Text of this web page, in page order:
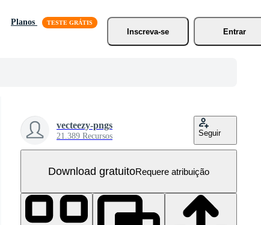
Planos
Inscreva-se
Entrar
vecteezy-pngs
21.389 Recursos Seguir
Download gratuitoRequere atribuição